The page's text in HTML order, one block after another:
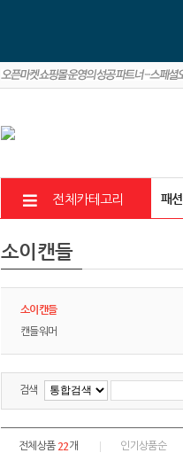
전체카테고리 패션
소이캔들
소이캔들
캔들워머
검색
전체상품 22개 인기상품순